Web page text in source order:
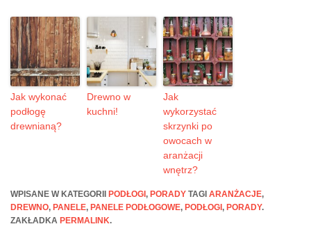
Jak wykonać
podłogę
drewnianą?
Drewno w
kuchni!
Jak
wykorzystać
skrzynki po
owocach w
aranżacji
wnętrz?
WPISANE W KATEGORII PODŁOGI, PORADY TAGI ARANŻACJE,
DREWNO, PANELE, PANELE PODŁOGOWE, PODŁOGI, PORADY.
ZAKŁADKA PERMALINK.